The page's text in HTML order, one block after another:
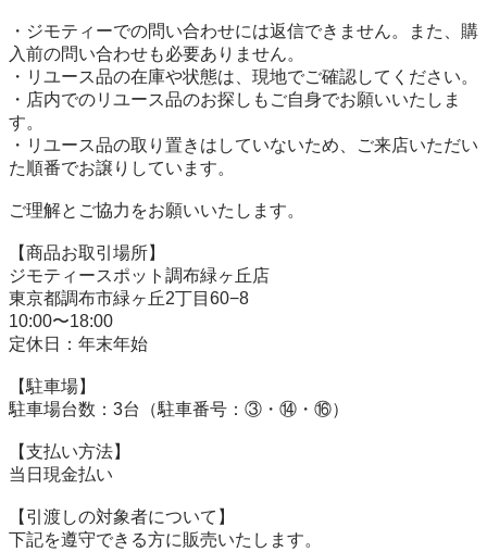
・ジモティーでの問い合わせには返信できません。また、購
入前の問い合わせも必要ありません。
・リユース品の在庫や状態は、現地でご確認してください。
・店内でのリユース品のお探しもご自身でお願いいたしま
す。
・リユース品の取り置きはしていないため、ご来店いただい
た順番でお譲りしています。
ご理解とご協力をお願いいたします。
【商品お取引場所】
ジモティースポット調布緑ヶ丘店
東京都調布市緑ヶ丘2丁目60−8
10:00〜18:00
定休日：年末年始
【駐⾞場】
駐車場台数：3台（駐車番号：③・⑭・⑯）
【⽀払い⽅法】
当日現金払い
【引渡しの対象者について】
下記を遵守できる⽅に販売いたします。